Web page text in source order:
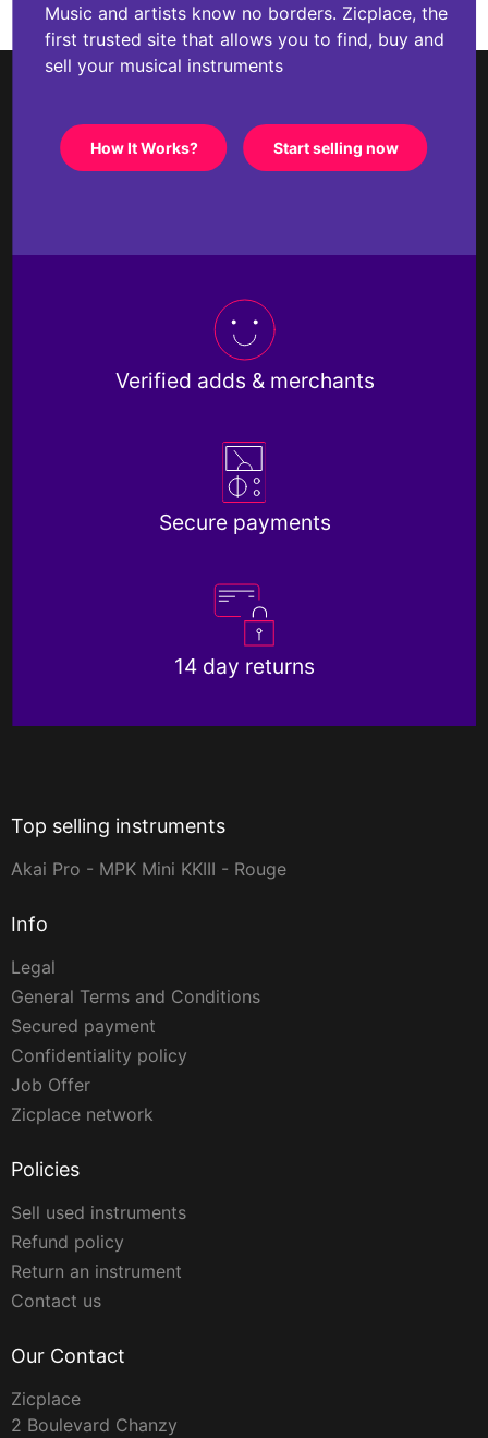
Music and artists know no borders. Zicplace, the
first trusted site that allows you to find, buy and
sell your musical instruments
How It Works? Start selling now
Verified adds & merchants
Secure payments
14 day returns
Top selling instruments
Akai Pro - MPK Mini KKIII - Rouge
Info
Legal
General Terms and Conditions
Secured payment
Confidentiality policy
Job Offer
Zicplace network
Policies
Sell used instruments
Refund policy
Return an instrument
Contact us
Our Contact
Zicplace
2 Boulevard Chanzy